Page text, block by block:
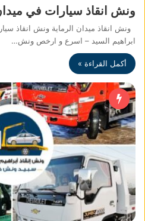
ونش انقاذ سيارات في
ونش انقاذ ميدان الرماية ونش انقاذ
ابراهيم السيد – اسرع و ارخص ونش…
أكمل القراءة »